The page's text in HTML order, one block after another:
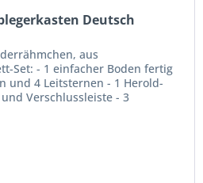
Deutsch
aus
Set: - 1 einfacher Boden fertig
und 4 Leitsternen - 1 Herold-
Verschlussleiste - 3